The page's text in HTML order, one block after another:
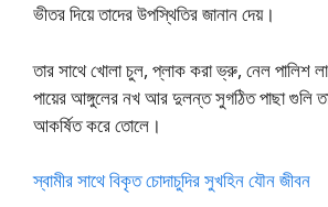
ভীতর দিয়ে তাদের উপস্থিতির জানান দেয়।
তার সাথে খোলা চুল, প্লাক করা ভ্রু, নেল পালিশ
পায়ের আঙ্গুলের নখ আর দুলন্ত সুগঠিত পাছা গুলি
আকর্ষিত করে তোলে।
স্বামীর সাথে বিকৃত চোদাচুদির সুখহিন যৌন জীবন